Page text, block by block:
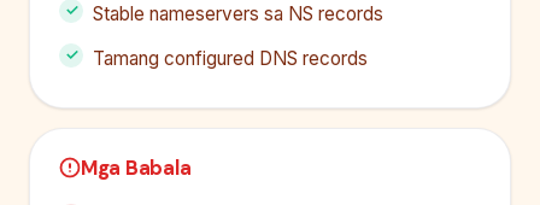
Stable nameservers sa NS records
Tamang configured DNS records
Mga Babala